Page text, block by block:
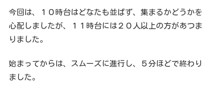
今回は、１０時台はどなたも並ばず、集まるかどうかを
心配しましたが、１１時台には２０人以上の方があつま
りました。
始まってからは、スムーズに進行し、５分ほどで終わり
ました。